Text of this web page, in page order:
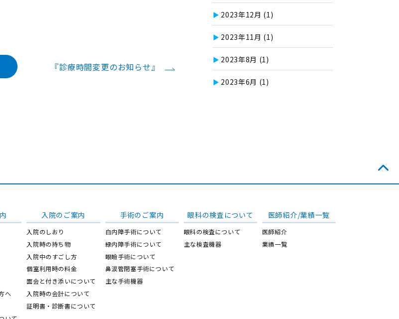
『診療時間変更のお知らせ』
2023年12月 (1)
2023年11月 (1)
2023年8月 (1)
2023年6月 (1)
へ
入院のご案内
入院のしおり
入院時の持ち物
入院中のすごし方
個室利用時の料金
面会と付き添いについて
入院時の会計について
証明書・診断書について
手術のご案内
白内障手術について
緑内障手術について
眼瞼手術について
鼻涙管閉塞手術について
主な手術機器
眼科の検査について
眼科の検査について
主な検査機器
医師紹介/業績一覧
医師紹介
業績一覧